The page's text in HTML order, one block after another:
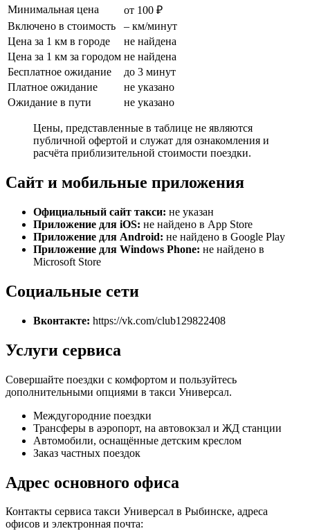
Минимальная цена
от 100 ₽
Включено в стоимость
– км/минут
Цена за 1 км в городе
не найдена
Цена за 1 км за городом не найдена
Бесплатное ожидание
до 3 минут
Платное ожидание
не указано
Ожидание в пути
не указано
Цены, представленные в таблице не являются
публичной офертой и служат для ознакомления и
расчёта приблизительной стоимости поездки.
Сайт и мобильные приложения
Официальный сайт такси: не указан
Приложение для iOS: не найдено в App Store
Приложение для Android: не найдено в Google Play
Приложение для Windows Phone: не найдено в
Microsoft Store
Социальные сети
Вконтакте: https://vk.com/club129822408
Услуги сервиса
Совершайте поездки с комфортом и пользуйтесь
дополнительными опциями в такси Универсал.
Междугородние поездки
Трансферы в аэропорт, на автовокзал и ЖД станции
Автомобили, оснащённые детским креслом
Заказ частных поездок
Адрес основного офиса
Контакты сервиса такси Универсал в Рыбинске, адреса
офисов и электронная почта: